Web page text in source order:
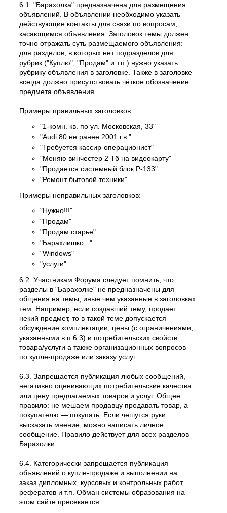
6.1. "Барахолка" предназначена для размещения
объявлений. В объявлении необходимо указать
действующие контакты для связи по вопросам,
касающимся объявления. Заголовок темы должен
точно отражать суть размещаемого объявления:
для разделов, в которых нет подразделов для
рубрик ("Куплю", "Продам" и т.п.) нужно указать
рубрику объявления в заголовке. Также в заголовке
всегда должно присутствовать чёткое обозначение
предмета объявления.
Примеры правильных заголовков:
"1-комн. кв. по ул. Московская, 33"
"Audi 80 не ранее 2001 г.в."
"Требуется кассир-операционист"
"Меняю винчестер 2 Тб на видеокарту"
"Продается системный блок P-133"
"Ремонт бытовой техники"
Примеры неправильных заголовков:
"Нужно!!!"
"Продам"
"Продам старье"
"Барахлишко..."
"Windows"
"услуги"
6.2. Участникам Форума следует помнить, что
разделы в "Барахолке" не предназначены для
общения на темы, иные чем указанные в заголовках
тем. Например, если создавший тему, продает
некий предмет, то в такой теме допускается
обсуждение комплектации, цены (с ограничениями,
указанными в п.6.3) и потребительских свойств
товара/услуги а также организационных вопросов
по купле-продаже или заказу услуг.
6.3. Запрещается публикация любых сообщений,
негативно оценивающих потребительские качества
или цену предлагаемых товаров и услуг. Общее
правило: не мешаем продавцу продавать товар, а
покупателю — покупать. Если чешутся руки
высказать мнение, можно написать личное
сообщение. Правило действует для всех разделов
Барахолки.
6.4. Категорически запрещается публикация
объявлений о купле-продаже и выполнении на
заказ дипломных, курсовых и контрольных работ,
рефератов и т.п. Обман системы образования на
этом сайте пресекается.